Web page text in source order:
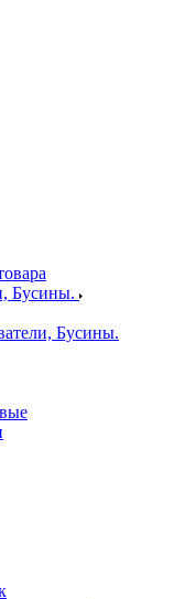
Бусины.
Бусины.